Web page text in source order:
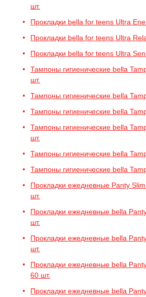
шт.
Прокладки bella for teens Ultra
Прокладки bella for teens Ultra
Прокладки bella for teens Ultra
Тампоны гигиенические bella
шт.
Тампоны гигиенические bella
Тампоны гигиенические bella
Тампоны гигиенические bella
шт.
Тампоны гигиенические bella
Тампоны гигиенические bella
Прокладки ежедневные Panty
шт.
Прокладки ежедневные bella
шт.
Прокладки ежедневные bella
шт.
Прокладки ежедневные bella
60 шт.
Прокладки ежедневные bella